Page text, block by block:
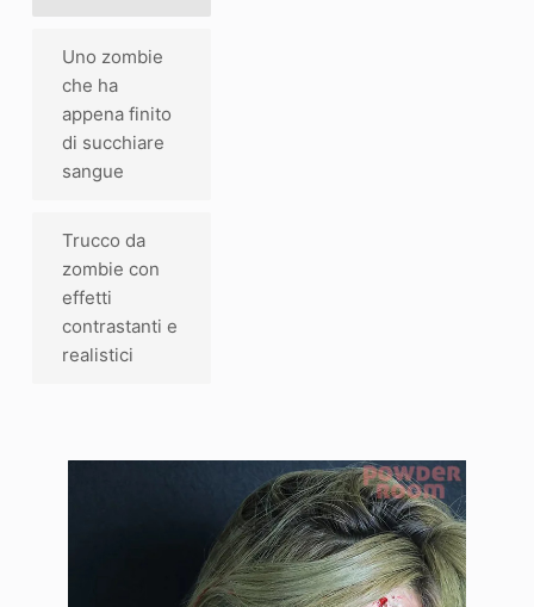
Uno zombie
che ha
appena finito
di succhiare
sangue
Trucco da
zombie con
effetti
contrastanti e
realistici